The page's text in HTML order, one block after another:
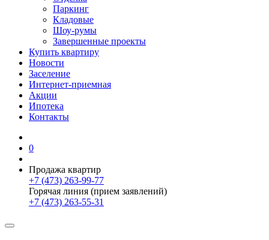
Паркинг
Кладовые
Шоу-румы
Завершенные проекты
Купить квартиру
Новости
Заселение
Интернет-приемная
Акции
Ипотека
Контакты
0
Продажа квартир
+7 (473) 263-99-77
Горячая линия (прием заявлений)
+7 (473) 263-55-31